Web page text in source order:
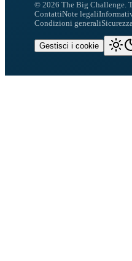
© 2026 The Big Challenge.
ContattiNote legali
Condizioni generali
Gestisci i cookie